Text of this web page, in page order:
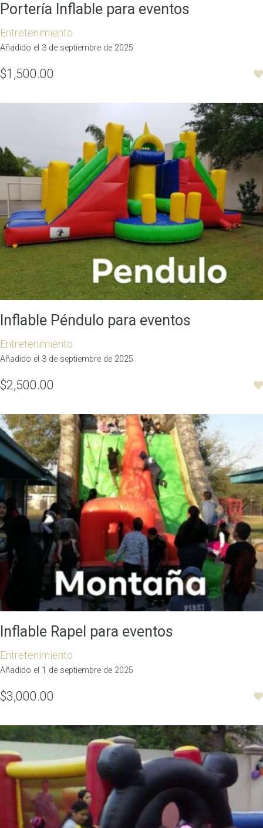
Portería Inflable para eventos
Entretenimiento
Añadido el 3 de septiembre de 2025
$1,500.00
Inflable Péndulo para eventos
Entretenimiento
Añadido el 3 de septiembre de 2025
$2,500.00
Inflable Rapel para eventos
Entretenimiento
Añadido el 1 de septiembre de 2025
$3,000.00